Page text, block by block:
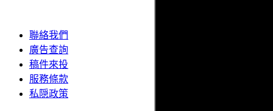
聯絡我們
廣告查詢
稿件來投
服務條款
私隠政策